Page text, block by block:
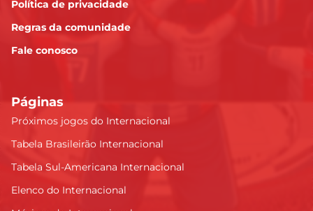
Política de privacidade
Regras da comunidade
Fale conosco
Páginas
Próximos jogos do Internacional
Tabela Brasileirão Internacional
Tabela Sul-Americana Internacional
Elenco do Internacional